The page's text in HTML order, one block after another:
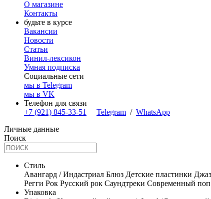
О магазине
Контакты
будьте в курсе
Вакансии
Новости
Статьи
Винил-лексикон
Умная подписка
Социальные сети
мы в Telegram
мы в VK
Телефон для связи
+7 (921) 845-33-51
Telegram / WhatsApp
Личные данные
Поиск
Стиль
Авангард / Индастриал Блюз Детские пластинки Джаз
Регги Рок Русский рок Саундтреки Современный поп
Упаковка